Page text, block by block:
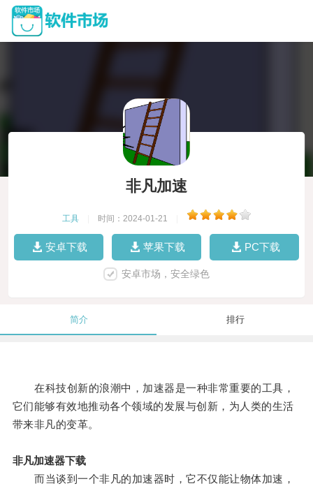
非凡加速
工具 时间：2024-01-21
安卓下载 苹果下载 PC下载
安卓市场，安全绿色
简介 排行
在科技创新的浪潮中，加速器是一种非常重要的工具，
它们能够有效地推动各个领域的发展与创新，为人类的生活
带来非凡的变革。
非凡加速器下载
而当谈到一个非凡的加速器时，它不仅能让物体加速，